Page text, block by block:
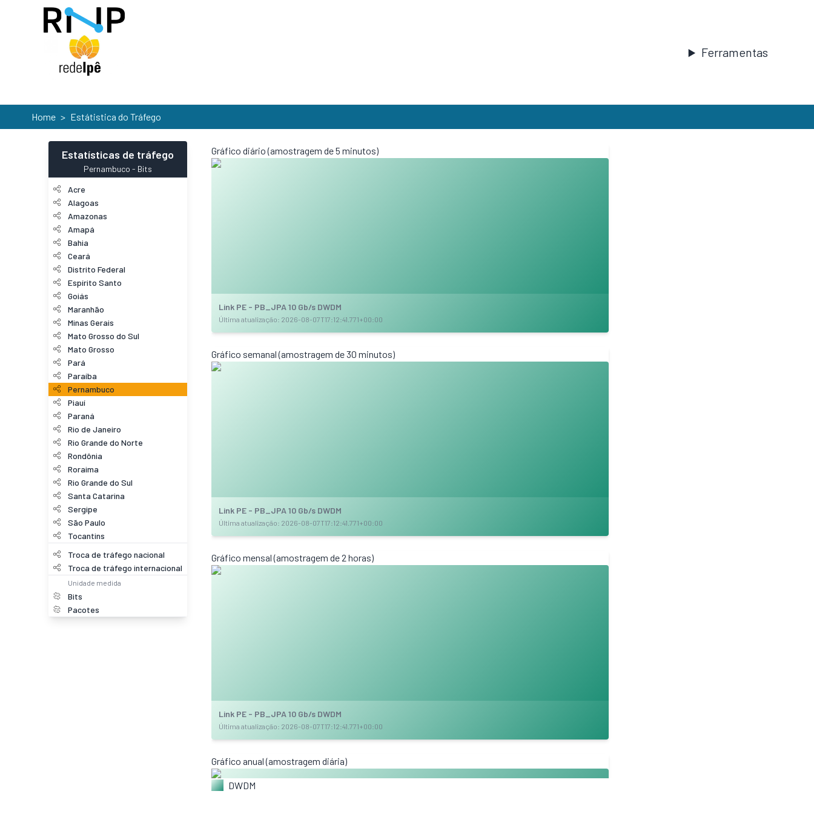
Ferramentas
Home > Estátistica do Tráfego
Estatísticas de tráfego
Pernambuco - Bits
Acre
Alagoas
Amazonas
Amapá
Bahia
Ceará
Distrito Federal
Espírito Santo
Goiás
Maranhão
Minas Gerais
Mato Grosso do Sul
Mato Grosso
Pará
Paraíba
Pernambuco
Piauí
Paraná
Rio de Janeiro
Rio Grande do Norte
Rondônia
Roraima
Rio Grande do Sul
Santa Catarina
Sergipe
São Paulo
Tocantins
Troca de tráfego nacional
Troca de tráfego internacional
Unidade medida
Bits
Pacotes
Gráfico diário (amostragem de 5 minutos)
Link PE - PB_JPA 10 Gb/s DWDM
Última atualização: 2026-08-07T17:12:41.771+00:00
Gráfico semanal (amostragem de 30 minutos)
Link PE - PB_JPA 10 Gb/s DWDM
Última atualização: 2026-08-07T17:12:41.771+00:00
Gráfico mensal (amostragem de 2 horas)
Link PE - PB_JPA 10 Gb/s DWDM
Última atualização: 2026-08-07T17:12:41.771+00:00
Gráfico anual (amostragem diária)
DWDM